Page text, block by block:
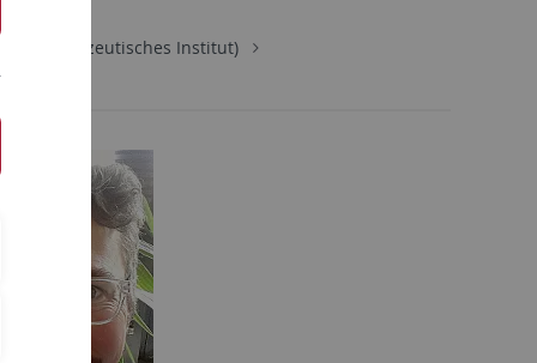
(Pharmazeutisches Institut)